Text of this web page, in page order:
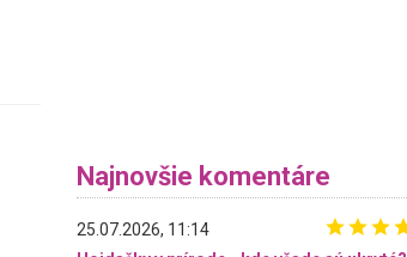
Najnovšie komentáre
25.07.2026, 11:14